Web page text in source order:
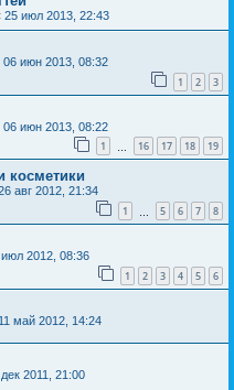
25 июл 2013, 22:43
06 июн 2013, 08:32
1 2 3
06 июн 2013, 08:22
1 16 17 18 19
косметики
авг 2012, 21:34
1 5 6 7 8
2012, 08:36
1 2 3 4 5 6
11 май 2012, 14:24
2011, 21:00